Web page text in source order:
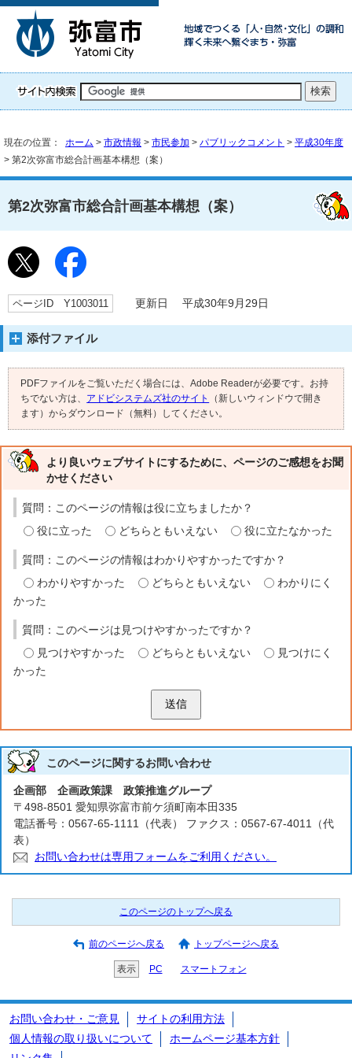
現在の位置： ホーム > 市政情報 > 市民参加 > パブリックコメント > 平成30年度
> 第2次弥富市総合計画基本構想（案）
第2次弥富市総合計画基本構想（案）
ページID Y1003011 更新日 平成30年9月29日
添付ファイル
PDFファイルをご覧いただく場合には、Adobe Readerが必要です。お持
ちでない方は、 アドビシステムズ社のサイト
（新しいウィンドウで開き
ます）からダウンロード（無料）してください。
より良いウェブサイトにするために、ページのご感想をお聞
かせください
質問：このページの情報は役に立ちましたか？
役に立った
どちらともいえない 役に立たなかった
質問：このページの情報はわかりやすかったですか？
わかりやすかった
どちらともいえない
わかりにく
かった
質問：このページは見つけやすかったですか？
見つけやすかった
どちらともいえない
見つけにく
かった
送信
このページに関するお問い合わせ
企画部 企画政策課 政策推進グループ
〒498-8501 愛知県弥富市前ケ須町南本田335
電話番号：0567-65-1111（代表） ファクス：0567-67-4011（代
表）
お問い合わせは専用フォームをご利用ください。
このページのトップへ戻る
前のページへ戻る トップページへ戻る
表示 PC スマートフォン
お問い合わせ・ご意見
サイトの利用方法
個人情報の取り扱いについて
ホームページ基本方針